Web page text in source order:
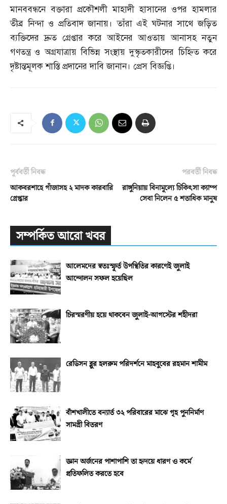
মানববন্ধনে বক্তারা প্রকৌশলী মাহাদী হাসানের ওপর হামলার
তীব্র নিন্দা ও প্রতিবাদ জানায়। তাঁরা এই ঘটনার সাথে জড়িত
ব্যক্তিদের দ্রুত গ্রেপ্তার করে আইনের আওতায় আনাসহ নতুন
গণতন্ত্র ও অগ্রযাত্রায় বিভিন্ন সংস্থায় দুস্কৃতকারীদের চিহ্নিত করে
দৃষ্টান্তমূলক শাস্তি প্রদানের দাবি জানান। প্রেস বিজ্ঞপ্তি।
পূর্ববর্তী নিবন্ধ
আকবরশাহে গাঁজাসহ ২ মাদক কারবারি
গ্রেপ্তার
পরবর্তী নিবন্ধ
রাঙ্গুনিয়ায় বিনামূল্যে চিকিৎসা ক্যাম্প
সেবা নিলেন ৫ শতাধিক মানুষ
সম্পর্কিত আরো খবর
আলেমদের স্বতঃস্ফূর্ত উপস্থিতির কারণেই জুলাই
আন্দোলন সফল হয়েছিল
চিরস্মরণীয় হয়ে থাকবেন জুলাই-আগস্টের শহীদরা
রেডিসন ব্লুর হলরুম পরিদর্শনে মাহবুবের রহমান শামীম
বাঁশখালীতে বন্যার্ত ৩২ পরিবারের মাঝে গৃহ পুননির্মাণ
সামগ্রী বিতরণ
জ্ঞান অর্জনের পাশাপাশি তা হৃদয়ে ধারণ ও কর্মে
প্রতিফলিত করতে হবে